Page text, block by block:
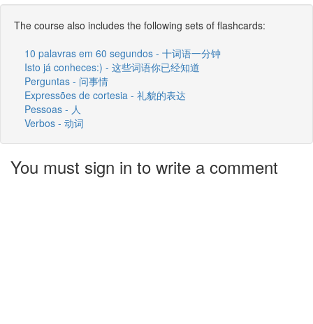
The course also includes the following sets of flashcards:
10 palavras em 60 segundos - 十词语一分钟
Isto já conheces:) - 这些词语你已经知道
Perguntas - 问事情
Expressões de cortesia - 礼貌的表达
Pessoas - 人
Verbos - 动词
You must sign in to write a comment